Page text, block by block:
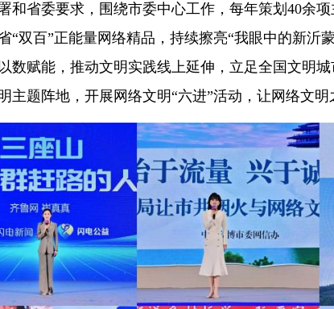
和省委要求，围绕市委中心工作，每年策划40余
“双百”正能量网络精品，持续擦亮“我眼中的新沂
数赋能，推动文明实践线上延伸，立足全国文明
主题阵地，开展网络文明“六进”活动，让网络文明